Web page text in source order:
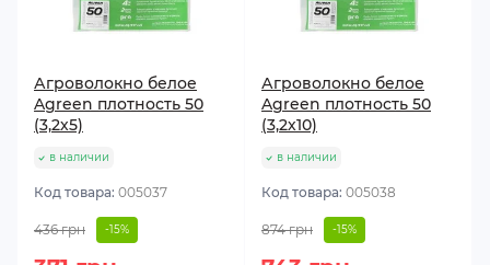
Агроволокно белое
Agreen плотность 50
(3,2х5)
в наличии
Код товара: 005037
436 грн -15%
Агроволокно белое
Agreen плотность 50
(3,2х10)
в наличии
Код товара: 005038
874 грн -15%